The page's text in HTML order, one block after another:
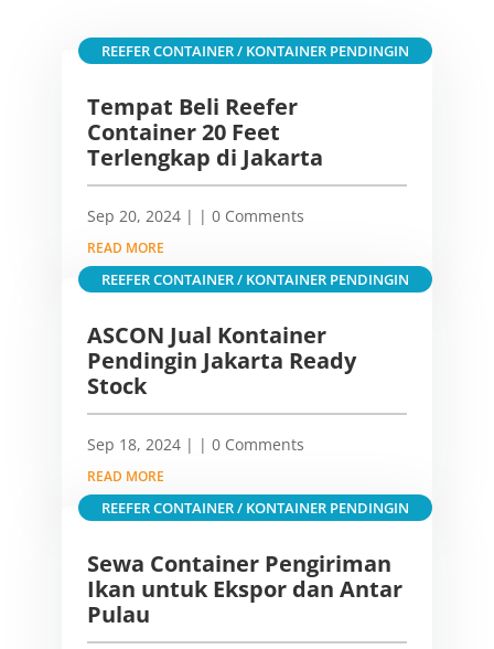
Tempat Beli Reefer
Container 20 Feet
Terlengkap di Jakarta
Sep 20, 2024|
REEFER CONTAINER / KONTAINER PENDINGIN
| 0 Comments
READ MORE
ASCON Jual Kontainer
Pendingin Jakarta Ready
Stock
Sep 18, 2024|
REEFER CONTAINER / KONTAINER PENDINGIN
| 0 Comments
READ MORE
Sewa Container Pengiriman
Ikan untuk Ekspor dan Antar
Pulau
REEFER CONTAINER / KONTAINER PENDINGIN